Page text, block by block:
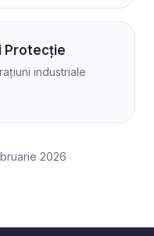
Protecție
industriale
2026